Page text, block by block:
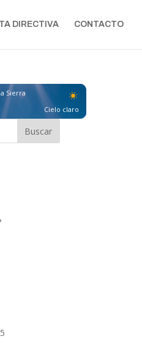
DIRECTIVA CONTACTO
Sierra
Cielo claro